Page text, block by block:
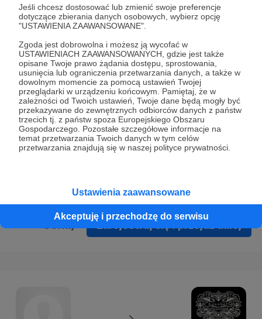
Jeśli chcesz dostosować lub zmienić swoje preferencje
dotyczące zbierania danych osobowych, wybierz opcję
"USTAWIENIA ZAAWANSOWANE".
Zgoda jest dobrowolna i możesz ją wycofać w
USTAWIENIACH ZAAWANSOWANYCH, gdzie jest także
opisane Twoje prawo żądania dostępu, sprostowania,
usunięcia lub ograniczenia przetwarzania danych, a także w
dowolnym momencie za pomocą ustawień Twojej
przeglądarki w urządzeniu końcowym. Pamiętaj, że w
zależności od Twoich ustawień, Twoje dane będą mogły być
przekazywane do zewnętrznych odbiorców danych z państw
trzecich tj. z państw spoza Europejskiego Obszaru
Gospodarczego. Pozostałe szczegółowe informacje na
temat przetwarzania Twoich danych w tym celów
przetwarzania znajdują się w naszej polityce prywatności.
Ustawienia zaawansowane
Akceptuję i przechodzę do serwisu
* Zapoznałem się i akceptujęRegulaminserwisu oraz
* Wyrażam zgodę na przetwarzanie moich danych
osobowych podanych w formularzu rejestracyjnym w celu
prawidłowego świadczenia usług serwisu Patronite.
Wyrażam zgodę na otrzymywanie drogą elektroniczną
informacji handlowych - newslettera. Opcja ta może zostać
zmieniona w ustawieniach konta.
Zarejestruj się i przejdź dalej